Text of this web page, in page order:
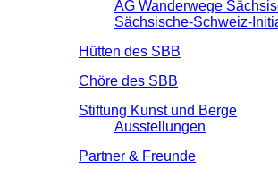
AG Wanderwege
Sächsische-Schweiz-
Hütten des SBB
Chöre des SBB
Stiftung Kunst und Berge
Ausstellungen
Partner & Freunde